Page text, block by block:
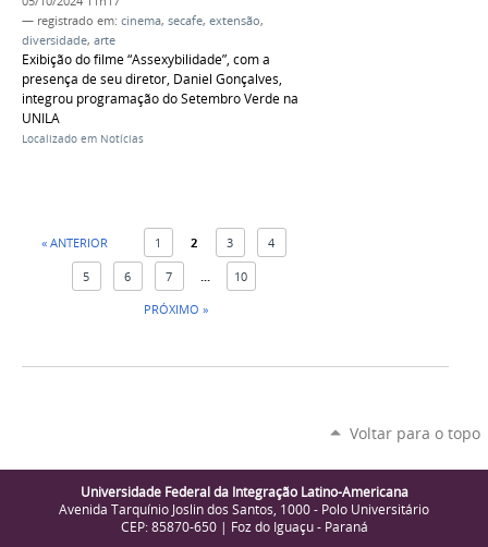
— registrado em: cinema, secafe, extensão,
diversidade, arte
Exibição do filme “Assexybilidade”, com a
presença de seu diretor, Daniel Gonçalves,
integrou programação do Setembro Verde na
UNILA
Localizado em Notícias
« ANTERIOR 1 2 3 4
5 6 7
10
PRÓXIMO »
Voltar para o topo
Universidade Federal da Integração Latino-Americana
Avenida Tarquínio Joslin dos Santos, 1000 - Polo Universitário
CEP: 85870-650 | Foz do Iguaçu - Paraná